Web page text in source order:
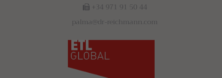
+34 971 91 50 44
palma@dr-reichmann.com